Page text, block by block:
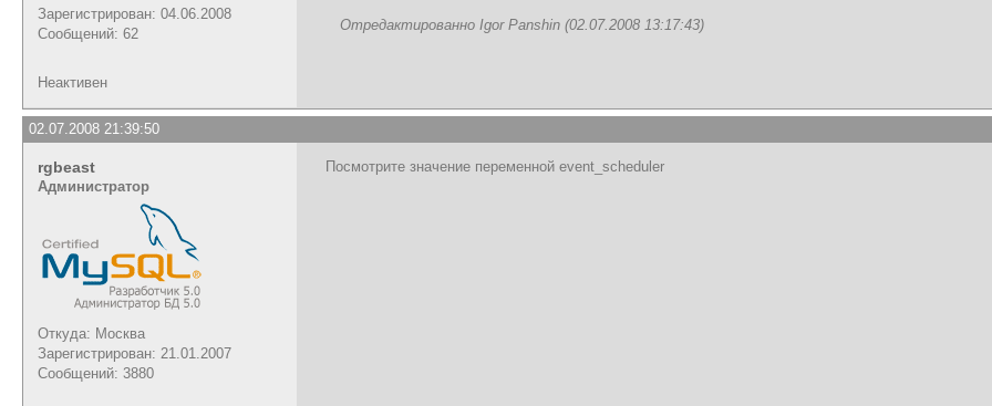
Зарегистрирован: 04.06.2008
Сообщений: 62
Отредактированно Igor Panshin (02.07.2008 13:17:43)
Неактивен
02.07.2008 21:39:50
rgbeast
Администратор
Откуда: Москва
Зарегистрирован: 21.01.2007
Сообщений: 3880
Посмотрите значение переменной event_scheduler